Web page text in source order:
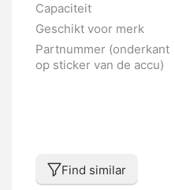
Capaciteit
Geschikt voor merk
Partnummer (onderkant
op sticker van de accu)
Find similar